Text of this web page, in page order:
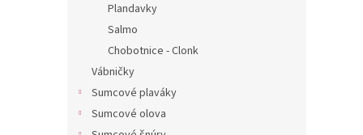
Plandavky
Salmo
Chobotnice - Clonk
Vábničky
Sumcové plaváky
Sumcové olova